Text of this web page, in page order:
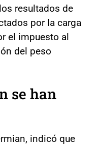
resultados de
por la carga
el impuesto al
del peso
se han
indicó que